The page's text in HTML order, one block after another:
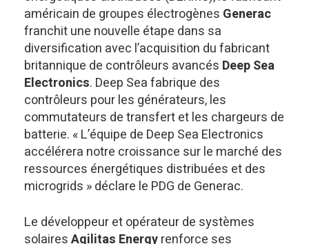
américain de groupes électrogènes Generac
franchit une nouvelle étape dans sa
diversification avec l’acquisition du fabricant
britannique de contrôleurs avancés Deep Sea
Electronics. Deep Sea fabrique des
contrôleurs pour les générateurs, les
commutateurs de transfert et les chargeurs de
batterie. « L’équipe de Deep Sea Electronics
accélérera notre croissance sur le marché des
ressources énergétiques distribuées et des
microgrids » déclare le PDG de Generac.
Le développeur et opérateur de systèmes
solairesAgilitas Energyrenforce ses